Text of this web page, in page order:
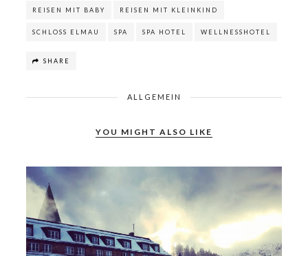
REISEN MIT BABY REISEN MIT KLEINKIND
SCHLOSS ELMAU SPA SPA HOTEL WELLNESSHOTEL
SHARE
ALLGEMEIN
YOU MIGHT ALSO LIKE